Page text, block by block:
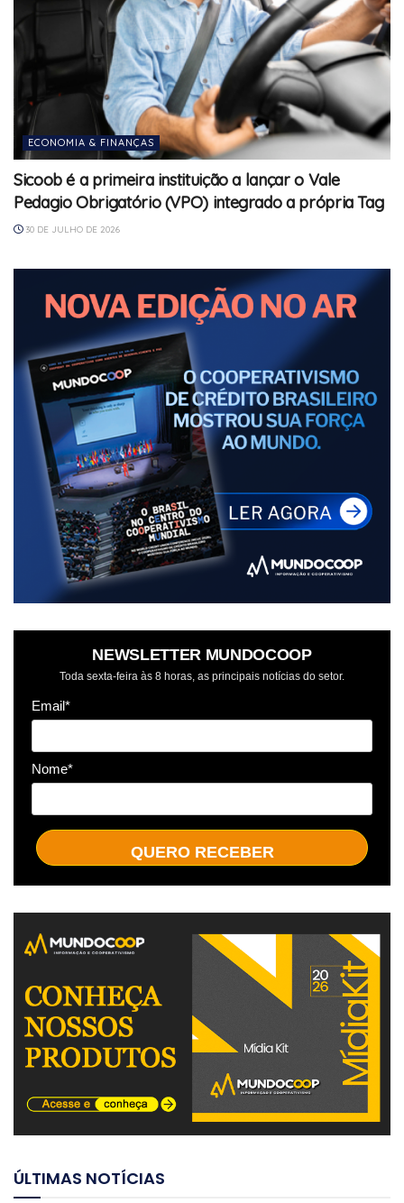
ECONOMIA & FINANÇAS
Sicoob é a primeira instituição a lançar o Vale
Pedagio Obrigatório (VPO) integrado a própria Tag
30 DE JULHO DE 2026
NEWSLETTER MUNDOCOOP
Toda sexta-feira às 8 horas, as principais notícias do setor.
Email*
Nome*
QUERO RECEBER
ÚLTIMAS NOTÍCIAS